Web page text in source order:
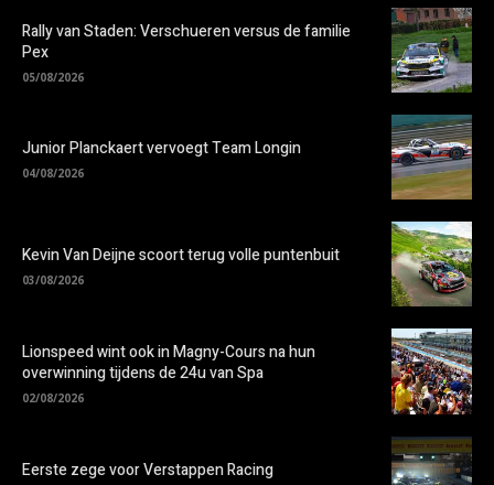
Rally van Staden: Verschueren versus de familie
Pex
05/08/2026
Junior Planckaert vervoegt Team Longin
04/08/2026
Kevin Van Deijne scoort terug volle puntenbuit
03/08/2026
Lionspeed wint ook in Magny-Cours na hun
overwinning tijdens de 24u van Spa
02/08/2026
Eerste zege voor Verstappen Racing